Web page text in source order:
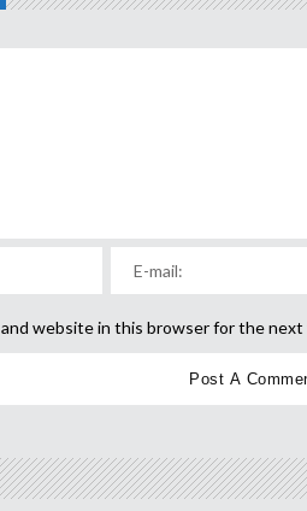
and website in this browser for the